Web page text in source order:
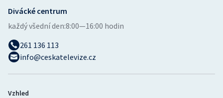
Divácké centrum
každý všední den:8:00—16:00 hodin
261 136 113
info@ceskatelevize.cz
Vzhled